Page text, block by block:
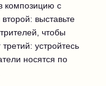
композицию с
выставьте
чтобы
устройтесь
носятся по